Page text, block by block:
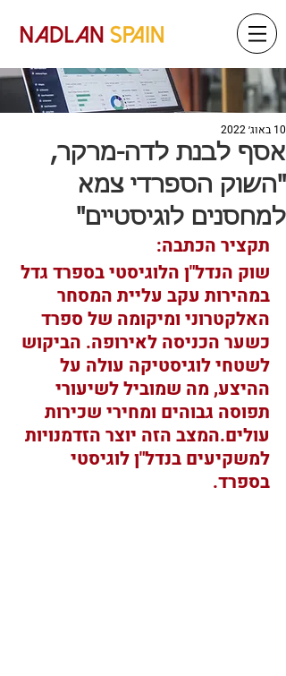
אסף לבנת לדה-מרקר,
"השוק הספרדי צמא
למחסנים לוגיסטיים"
10 באוג׳ 2022
תקציר הכתבה:
שוק הנדל"ן הלוגיסטי בספרד גדל
במהירות עקב עליית המסחר
האלקטרוני ומיקומה של ספרד
כשער הכניסה לאירופה. הביקוש
לשטחי לוגיסטיקה עולה על
ההיצע, מה שמוביל לשיעורי
תפוסה גבוהים ומחירי שכירות
עולים.המצב הזה יוצר הזדמנויות
למשקיעים בנדל"ן לוגיסטי
בספרד.